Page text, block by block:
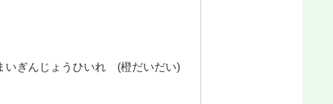
ぎんじょうひいれ (橙だいだい)